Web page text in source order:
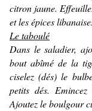
citron jaune.
et les épices
Le taboulé
Dans le saladier,
bout abîmé de la
ciselez (dés) le
petits dés.
Ajoutez le boulgour